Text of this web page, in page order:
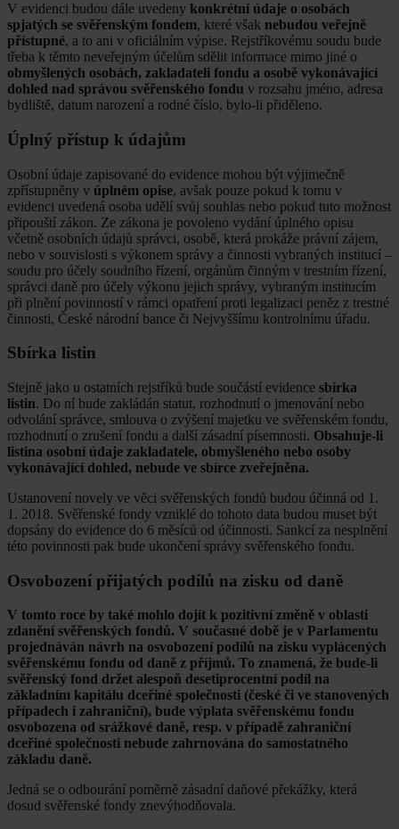
V evidenci budou dále uvedeny konkrétní údaje o osobách
spjatých se svěřenským fondem, které však nebudou veřejně
přístupné, a to ani v oficiálním výpise. Rejstříkovému soudu bude
třeba k těmto neveřejným účelům sdělit informace mimo jiné o
obmyšlených osobách, zakladateli fondu a osobě vykonávající
dohled nad správou svěřenského fondu v rozsahu jméno, adresa
bydliště, datum narození a rodné číslo, bylo-li přiděleno.
Úplný přístup k údajům
Osobní údaje zapisované do evidence mohou být výjimečně
zpřístupněny v úplném opise, avšak pouze pokud k tomu v
evidenci uvedená osoba udělí svůj souhlas nebo pokud tuto možnost
připouští zákon. Ze zákona je povoleno vydání úplného opisu
včetně osobních údajů správci, osobě, která prokáže právní zájem,
nebo v souvislosti s výkonem správy a činnosti vybraných institucí –
soudu pro účely soudního řízení, orgánům činným v trestním řízení,
správci daně pro účely výkonu jejich správy, vybraným institucím
při plnění povinností v rámci opatření proti legalizaci peněz z trestné
činnosti, České národní bance či Nejvyššímu kontrolnímu úřadu.
Sbírka listin
Stejně jako u ostatních rejstříků bude součástí evidence sbírka
listin. Do ní bude zakládán statut, rozhodnutí o jmenování nebo
odvolání správce, smlouva o zvýšení majetku ve svěřenském fondu,
rozhodnutí o zrušení fondu a další zásadní písemnosti. Obsahuje-li
listina osobní údaje zakladatele, obmyšleného nebo osoby
vykonávající dohled, nebude ve sbírce zveřejněna.
Ustanovení novely ve věci svěřenských fondů budou účinná od 1.
1. 2018. Svěřenské fondy vzniklé do tohoto data budou muset být
dopsány do evidence do 6 měsíců od účinnosti. Sankcí za nesplnění
této povinnosti pak bude ukončení správy svěřenského fondu.
Osvobození přijatých podílů na zisku od daně
V tomto roce by také mohlo dojít k pozitivní změně v oblasti
zdanění svěřenských fondů. V současné době je v Parlamentu
projednáván návrh na osvobození podílů na zisku vyplácených
svěřenskému fondu od daně z příjmů. To znamená, že bude-li
svěřenský fond držet alespoň desetiprocentní podíl na
základním kapitálu dceřiné společnosti (české či ve stanovených
případech i zahraniční), bude výplata svěřenskému fondu
osvobozena od srážkové daně, resp. v případě zahraniční
dceřiné společnosti nebude zahrnována do samostatného
základu daně.
Jedná se o odbourání poměrně zásadní daňové překážky, která
dosud svěřenské fondy znevýhodňovala.